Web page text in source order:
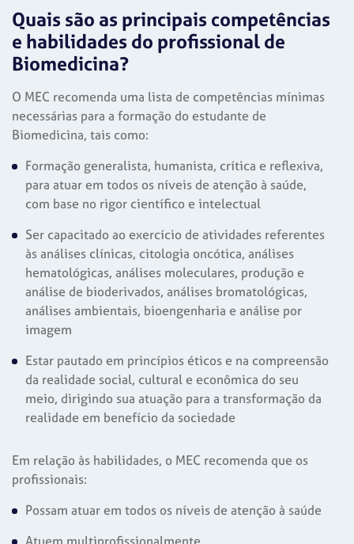
Quais são as principais competências
e habilidades do profissional de
Biomedicina?
O MEC recomenda uma lista de competências mínimas
necessárias para a formação do estudante de
Biomedicina, tais como:
Formação generalista, humanista, crítica e reflexiva,
para atuar em todos os níveis de atenção à saúde,
com base no rigor científico e intelectual
Ser capacitado ao exercício de atividades referentes
às análises clínicas, citologia oncótica, análises
hematológicas, análises moleculares, produção e
análise de bioderivados, análises bromatológicas,
análises ambientais, bioengenharia e análise por
imagem
Estar pautado em princípios éticos e na compreensão
da realidade social, cultural e econômica do seu
meio, dirigindo sua atuação para a transformação da
realidade em benefício da sociedade
Em relação às habilidades, o MEC recomenda que os
profissionais:
Possam atuar em todos os níveis de atenção à saúde